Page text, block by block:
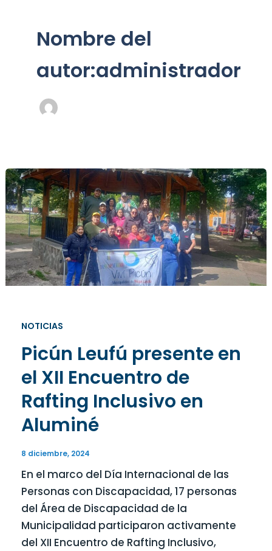
Nombre del
autor:administrador
NOTICIAS
Picún Leufú presente en
el XII Encuentro de
Rafting Inclusivo en
Aluminé
8 diciembre, 2024
En el marco del Día Internacional de las
Personas con Discapacidad, 17 personas
del Área de Discapacidad de la
Municipalidad participaron activamente
del XII Encuentro de Rafting Inclusivo,